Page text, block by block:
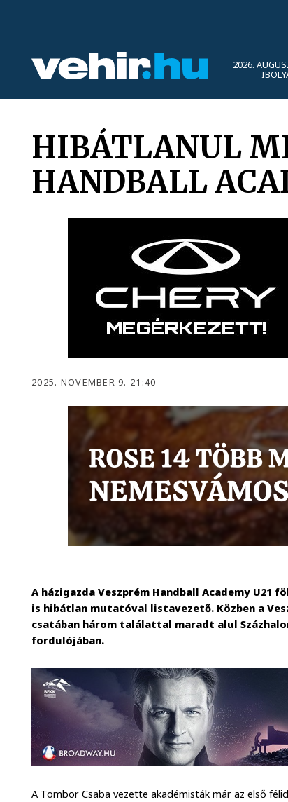
2026.
HIBÁTLANUL
HANDBALL
2025. NOVEMBER 9. 21:40
A házigazda Veszprém Handball Academy U21
is hibátlan mutatóval listavezető. Közben a
csatában három találattal maradt alul
fordulójában.
A Tombor Csaba vezette akadémisták már az első